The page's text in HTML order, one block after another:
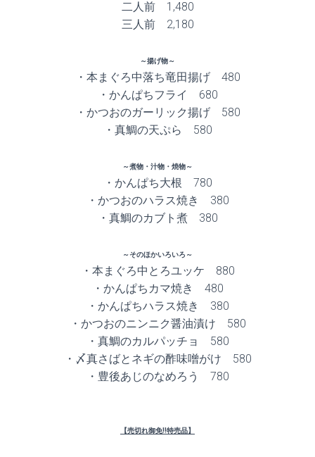
二人前 1,480
三人前 2,180
～揚げ物～
・本まぐろ中落ち竜田揚げ 480
・かんぱちフライ 680
・かつおのガーリック揚げ 580
・真鯛の天ぷら 580
～煮物・汁物・焼物～
・かんぱち大根 780
・かつおのハラス焼き 380
・真鯛のカブト煮 380
～そのほかいろいろ～
・本まぐろ中とろユッケ 880
・かんぱちカマ焼き 480
・かんぱちハラス焼き 380
・かつおのニンニク醤油漬け 580
・真鯛のカルパッチョ 580
・〆真さばとネギの酢味噌がけ 580
・豊後あじのなめろう 780
【売切れ御免!!特売品】